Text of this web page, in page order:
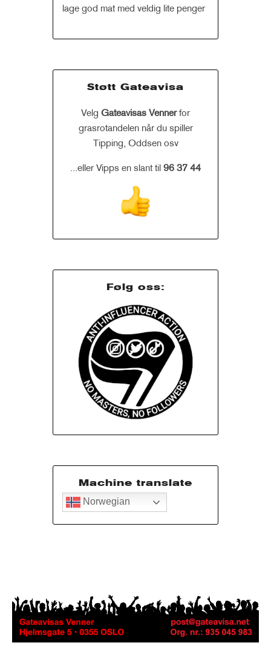
lage god mat med veldig lite penger
Støtt Gateavisa
Velg Gateavisas Vennerfor
grasrotandelen når du spiller
Tipping, Oddsen osv
...eller Vipps en slant til 96 37 44
Følg oss:
Machine translate
Norwegian